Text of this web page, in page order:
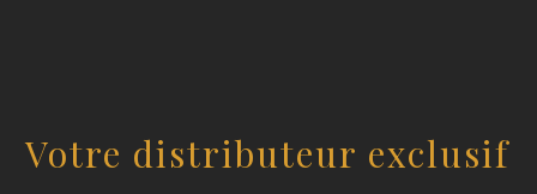
Votre distributeur exclusif